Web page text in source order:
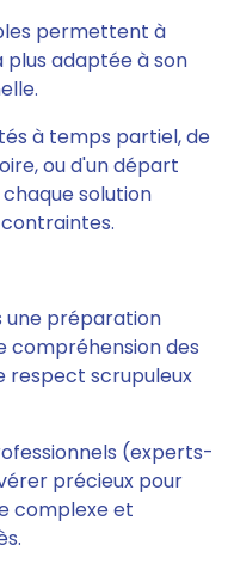
permettent à
adaptée à son
à temps partiel, de
ou d'un départ
solution
une préparation
compréhension des
respect scrupuleux
(experts-
précieux pour
complexe et